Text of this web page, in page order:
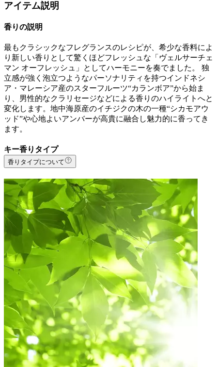
アイテム説明
香りの説明
最もクラシックなフレグランスのレシピが、希少な香料によ
り新しい香りとして驚くほどフレッシュな「ヴェルサーチェ
マン オーフレッシュ」としてハーモニーを奏でました。 独
立感が強く泡立つようなパーソナリティを持つインドネシ
ア・マレーシア産のスターフルーツ“カランボア”から始ま
り、男性的なクラリセージなどによる香りのハイライトへと
変化します。地中海原産のイチジクの木の一種“シカモアウ
ッド”や心地よいアンバーが高貴に融合し魅力的に香ってき
ます。
キー香りタイプ
香りタイプについて